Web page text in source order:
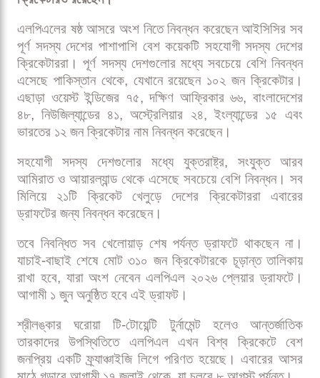
গুগল নিউজে ক্রিকেট৯৭ এর খবর পড়তেফলোকরুন
বাংলাদেশসহ বিশ্বের বিভিন্ন দেশের ক্রিকেটারদের ব্যাপক আগ্রহে
জমে উঠেছে লঙ্কা প্রিমিয়ার লিগ (এলপিএল) ২০২৬। আসন্ন
আসরের জন্য বিদেশি ক্রিকেটার নিবন্ধনে এবার ৬৫০ জনের বেশি
খেলোয়াড় নাম লিখিয়েছেন, যেখানে বাংলাদেশের ৪৮ জন
ক্রিকেটারও রয়েছেন।
এলপিএলের ষষ্ঠ আসরে অংশ নিতে নিবন্ধন করেছেন আইসিসির সব
পূর্ণ সদস্য দেশের পাশাপাশি বেশ কয়েকটি সহযোগী সদস্য দেশের
ক্রিকেটাররা। পূর্ণ সদস্য দেশগুলোর মধ্যে সবচেয়ে বেশি নিবন্ধন
এসেছে পাকিস্তান থেকে, যেখানে রয়েছেন ১০২ জন ক্রিকেটার।
এছাড়া ওয়েস্ট ইন্ডিজের ৭৫, দক্ষিণ আফ্রিকার ৬৬, বাংলাদেশের
৪৮, নিউজিল্যান্ডের ৪১, অস্ট্রেলিয়ার ২৪, ইংল্যান্ডের ১৫ এবং
ভারতের ১২ জন ক্রিকেটার নাম নিবন্ধন করেছেন।
সহযোগী সদস্য দেশগুলোর মধ্যে যুক্তরাষ্ট্র, সংযুক্ত আরব
আমিরাত ও আয়ারল্যান্ড থেকে এসেছে সবচেয়ে বেশি নিবন্ধন। সব
মিলিয়ে ২১টি ক্রিকেট খেলুড়ে দেশের ক্রিকেটাররা এবারের
ড্রাফটের জন্য নিবন্ধন করেছেন।